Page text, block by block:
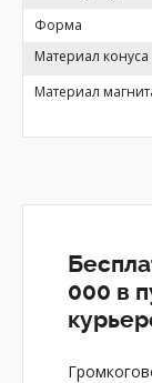
Форма
Материал конуса
Материал
000 в